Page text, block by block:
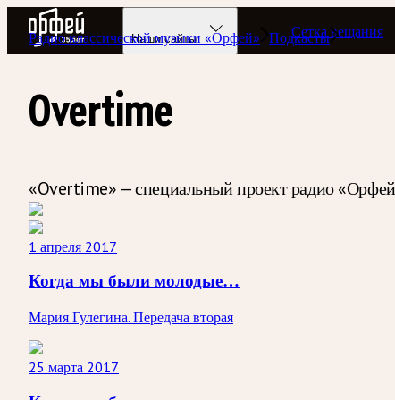
Радио Орфей
Наши сайты Сетка вещания
Радио классической музыки «Орфей» Подкасты
Overtime
«Overtime» — специальный проект радио
1 апреля 2017
Когда мы были молодые…
Мария Гулегина. Передача вторая
25 марта 2017